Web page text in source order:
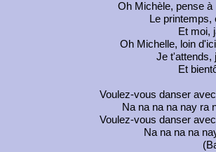
Oh Michèle, pense à
Le
Et moi,
Oh Michelle, loin
Je t'attends,
Et
Voulez-vous danser
Na na na na nay ra
Voulez-vous danser
Na na na na